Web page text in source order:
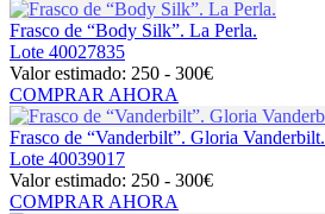
Frasco de “Body Silk”. La Perla.
Lote 40027835
Valor estimado: 250 - 300€
COMPRAR AHORA
Frasco de “Vanderbilt”. Gloria Vanderbilt.
Lote 40039017
Valor estimado: 250 - 300€
COMPRAR AHORA